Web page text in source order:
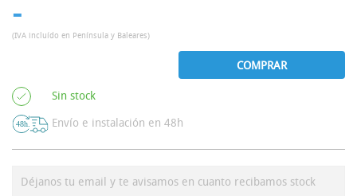
-
(IVA incluído en Península y Baleares)
COMPRAR
Sin stock
Envío e instalación en 48h
Déjanos tu email y te avisamos en cuanto recibamos stock